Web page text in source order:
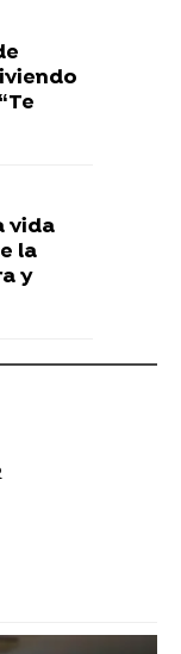
vida
la
y